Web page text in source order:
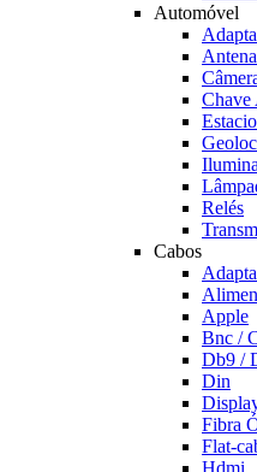
Automóvel
Chave
Relés
Cabos
Apple
Bnc /
Db9 /
Din
Fibra
Flat-
Hdmi